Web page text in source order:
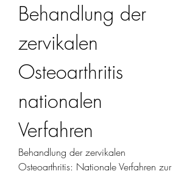
Behandlung der
zervikalen
Osteoarthritis
nationalen
Verfahren
Behandlung der zervikalen
Osteoarthritis: Nationale Verfahren zur